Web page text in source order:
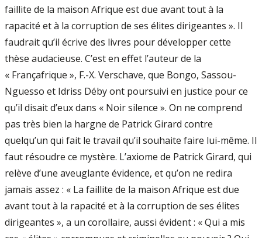
faillite de la maison Afrique est due avant tout à la
rapacité et à la corruption de ses élites dirigeantes ». Il
faudrait qu’il écrive des livres pour développer cette
thèse audacieuse. C’est en effet l’auteur de la
« Françafrique », F.-X. Verschave, que Bongo, Sassou-
Nguesso et Idriss Déby ont poursuivi en justice pour ce
qu’il disait d’eux dans « Noir silence ». On ne comprend
pas très bien la hargne de Patrick Girard contre
quelqu’un qui fait le travail qu’il souhaite faire lui-même. Il
faut résoudre ce mystère. L’axiome de Patrick Girard, qui
relève d’une aveuglante évidence, et qu’on ne redira
jamais assez : « La faillite de la maison Afrique est due
avant tout à la rapacité et à la corruption de ses élites
dirigeantes », a un corollaire, aussi évident : « Qui a mis